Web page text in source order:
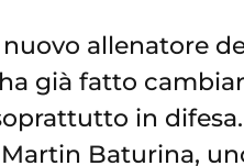
allenatore
già fatto
in
Baturina,